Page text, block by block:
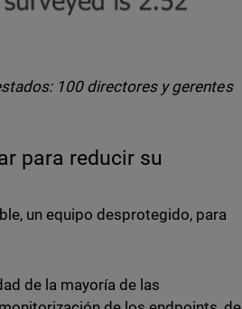
100 directores y gerentes
para reducir su
un equipo desprotegido, para
de la mayoría de las